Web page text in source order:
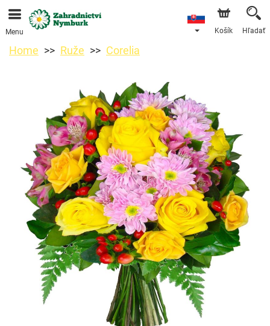
Objednávky prijímame prostredníctvom nášho e-shopu.
Najskorší možný termín doručenia je od 11.8.2026 z
Menu Košík Hľadať
Home Ruže Corelia